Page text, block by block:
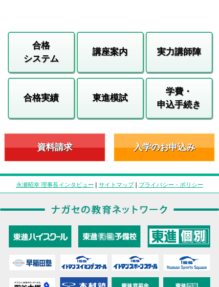
合格
システム
講座案内 実力講師陣
合格実績 東進模試
学費・
申込手続き
資料請求 入学のお申込み
永瀬昭幸 理事長インタビュー | サイトマップ| プライバシー・ポリシー